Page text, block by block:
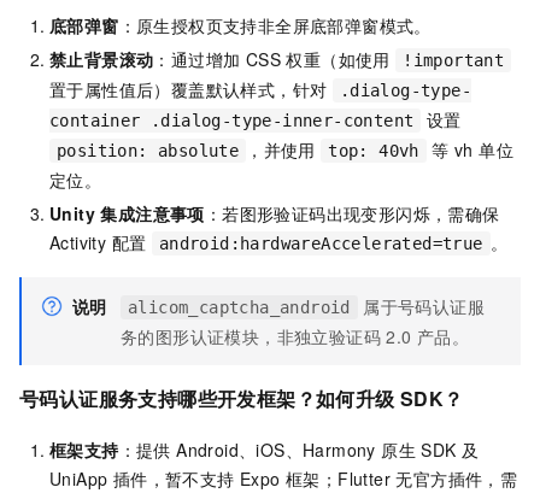
底部弹窗 ：原生授权页支持非全屏底部弹窗模式。
禁止背景滚动 ：通过增加 CSS 权重（如使用 !important
置于属性值后）覆盖默认样式，针对
.dialog-type-
container .dialog-type-inner-content
设置
position: absolute ，并使用 top: 40vh
等 vh 单位
定位。
Unity 集成注意事项 ：若图形验证码出现变形闪烁，需确保
Activity 配置
android:hardwareAccelerated=true 。
说明 alicom_captcha_android
属于号码认证服
务的图形认证模块，非独立验证码 2.0 产品。
号码认证服务支持哪些开发框架？如何升级 SDK？
框架支持：提供 Android、iOS、Harmony 原生 SDK 及
UniApp 插件，暂不支持 Expo 框架；Flutter 无官方插件，需